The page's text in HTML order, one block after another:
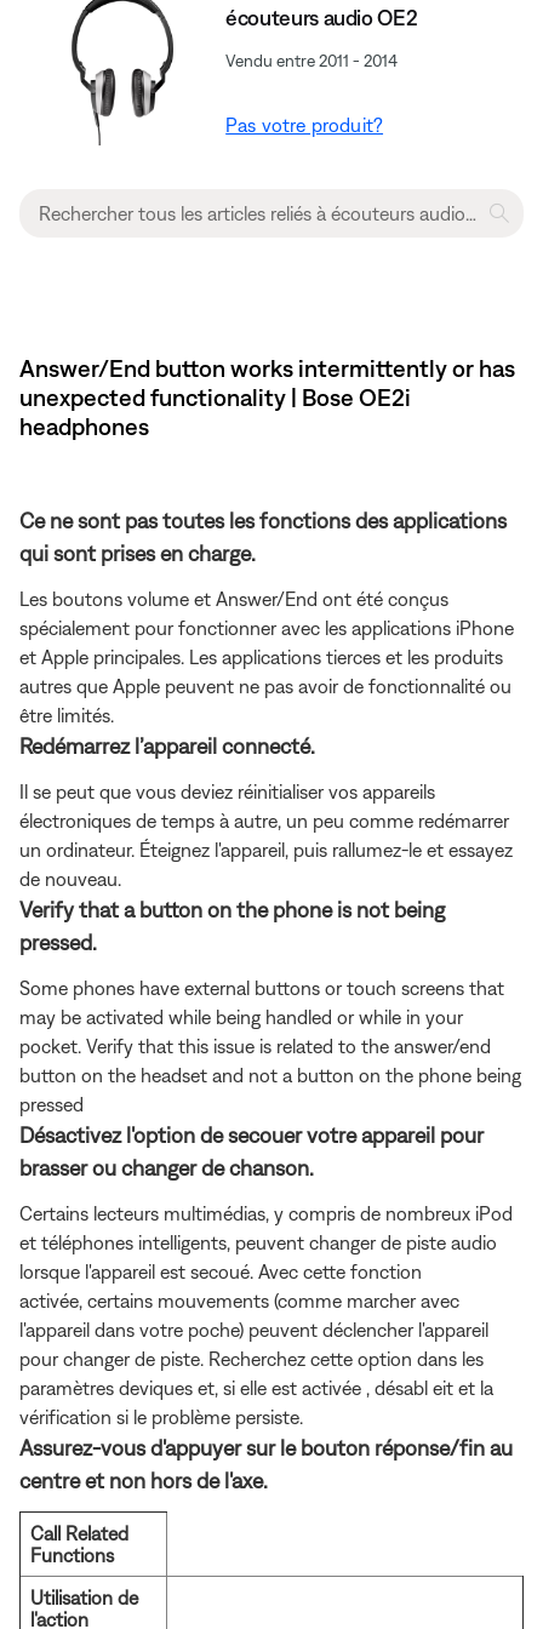
écouteurs audio OE2
Vendu entre 2011 - 2014
Pas votre produit?
Answer/End button works intermittently or has
unexpected functionality | Bose OE2i
headphones
Ce ne sont pas toutes les fonctions des applications
qui sont prises en charge.
Les boutons volume et Answer/End ont été conçus
spécialement pour fonctionner avec les applications iPhone
et Apple principales. Les applications tierces et les produits
autres que Apple peuvent ne pas avoir de fonctionnalité ou
être limités.
Redémarrez l’appareil connecté.
Il se peut que vous deviez réinitialiser vos appareils
électroniques de temps à autre, un peu comme redémarrer
un ordinateur. Éteignez l'appareil, puis rallumez-le et essayez
de nouveau.
Verify that a button on the phone is not being
pressed.
Some phones have external buttons or touch screens that
may be activated while being handled or while in your
pocket. Verify that this issue is related to the answer/end
button on the headset and not a button on the phone being
pressed
Désactivez l'option de secouer votre appareil pour
brasser ou changer de chanson.
Certains lecteurs multimédias, y compris de nombreux iPod
et téléphones intelligents, peuvent changer de piste audio
lorsque l'appareil est secoué. Avec cette fonction
activée, certains mouvements (comme marcher avec
l'appareil dans votre poche) peuvent déclencher l'appareil
pour changer de piste. Recherchez cette option dans les
paramètres deviques et, si elle est activée , désabl eit et la
vérification si le problème persiste.
Assurez-vous d'appuyer sur le bouton réponse/fin au
centre et non hors de l'axe.
Call Related
Functions
Utilisation de
l'action